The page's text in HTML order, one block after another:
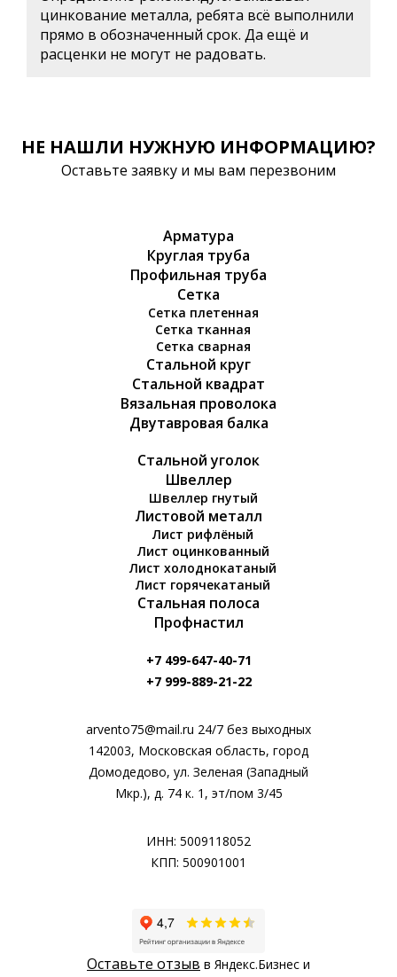
цинкование металла, ребята всё выполнили
прямо в обозначенный срок. Да ещё и
расценки не могут не радовать.
НЕ НАШЛИ НУЖНУЮ ИНФОРМАЦИЮ?
Оставьте заявку и мы вам перезвоним
Арматура
Круглая труба
Профильная труба
Сетка
Сетка плетенная
Сетка тканная
Сетка сварная
Стальной круг
Стальной квадрат
Вязальная проволока
Двутавровая балка
Стальной уголок
Швеллер
Швеллер гнутый
Листовой металл
Лист рифлёный
Лист оцинкованный
Лист холоднокатаный
Лист горячекатаный
Стальная полоса
Профнастил
+7 499-647-40-71
+7 999-889-21-22
arvento75@mail.ru 24/7 без выходных
142003, Московская область, город
Домодедово, ул. Зеленая (Западный
Мкр.), д. 74 к. 1, эт/пом 3/45
ИНН: 5009118052
КПП: 500901001
Оставьте отзыв в Яндекс.Бизнес и